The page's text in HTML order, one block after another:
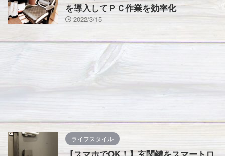
を導入してＰＣ作業を効率化
2022/3/15
ライフスタイル